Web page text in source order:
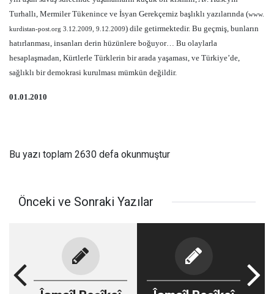
Turhallı, Mermiler Tükenince ve İsyan Gerekçemiz başlıklı yazılarında (www.
kurdistan-post.org 3.12.2009, 9.12.2009) dile getirmektedir. Bu geçmiş, bunların
hatırlanması, insanları derin hüzünlere boğuyor… Bu olaylarla
hesaplaşmadan, Kürtlerle Türklerin bir arada yaşaması, ve Türkiye’de,
sağlıklı bir demokrasi kurulması mümkün değildir.
01.01.2010
Bu yazı toplam 2630 defa okunmuştur
Önceki ve Sonraki Yazılar